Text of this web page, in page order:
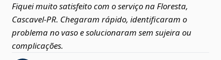
Fiquei muito satisfeito com o serviço na Floresta,
Cascavel‑PR. Chegaram rápido, identificaram o
problema no vaso e solucionaram sem sujeira ou
complicações.